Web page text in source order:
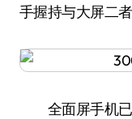
手握持与大屏二者
全面屏手机已